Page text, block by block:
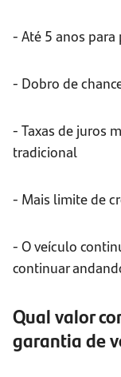
- Até 5 anos para
- Dobro de
- Taxas de juros
tradicional
- Mais limite de
- O veículo
continuar
Qual valor
garantia de